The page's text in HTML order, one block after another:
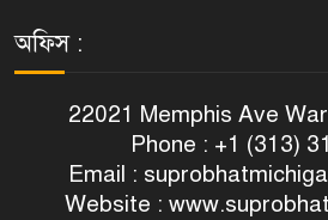
অফিস :
22021 Memphis Ave
Phone : +1 (313)
Email :
Website :